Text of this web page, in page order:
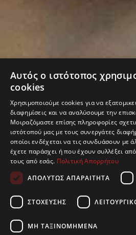
Αυτός ο ιστότοπος
cookies
Χρησιμοποιούμε cookies για να
διαφημίσεις και να αναλύσουμε την
Μοιραζόμαστε επίσης πληροφορίες
ιστότοπού μας με τους συνεργάτες
οποίοι ενδέχεται να τις συνδυάσουν με
έχετε παράσχει ή που έχουν συλλέξει
τους από εσάς. Πολιτική Απορρήτου
ΑΠΟΛΎΤΩΣ ΑΠΑΡΑΊΤΗΤΑ
ΣΤΌΧΕΥΣΗΣ
ΜΗ ΤΑΞΙΝΟΜΗΜΈΝΑ